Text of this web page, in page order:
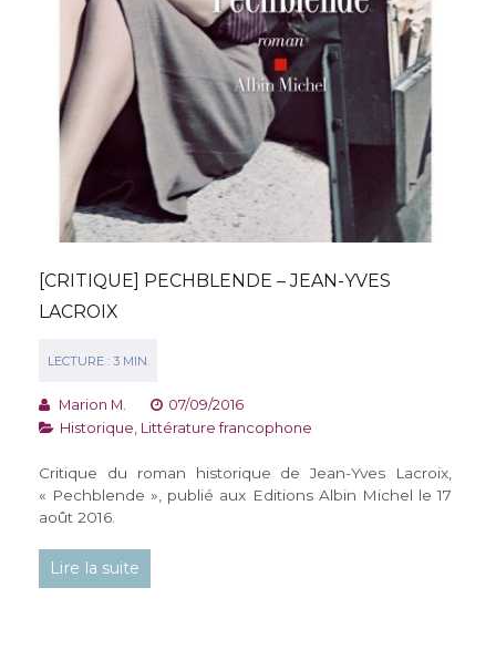
[CRITIQUE] PECHBLENDE – JEAN-YVES
LACROIX
Marion M.
07/09/2016
Historique, Littérature francophone
Critique du roman historique de Jean-Yves Lacroix,
« Pechblende », publié aux Editions Albin Michel le 17
août 2016.
Lire la suite